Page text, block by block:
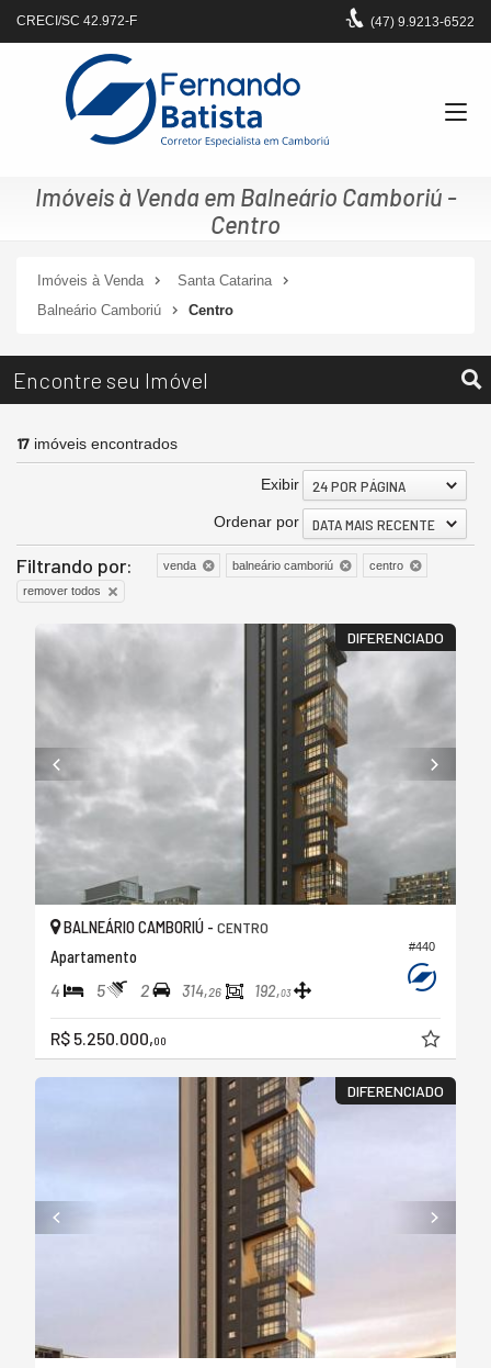
CRECI/SC 42.972-F (47) 9.9213-6522
Imóveis à Venda em Balneário Camboriú -
Centro
Imóveis à Venda
Santa Catarina
Balneário Camboriú
Centro
Encontre seu Imóvel
17 imóveis encontrados
Exibir 24 POR PÁGINA
Ordenar por DATA MAIS RECENTE
Filtrando por: venda balneário camboriú
centro
remover todos
DIFERENCIADO
#440
BALNEÁRIO CAMBORIÚ - CENTRO
Apartamento
4 5 2 314,26 192,03
R$ 5.250.000,00
DIFERENCIADO